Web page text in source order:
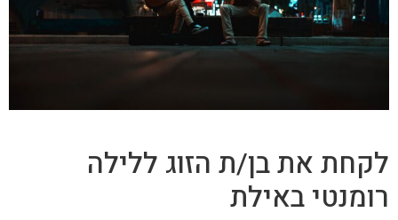
לקחת את בן/ת הזוג ללילה
רומנטי באילת